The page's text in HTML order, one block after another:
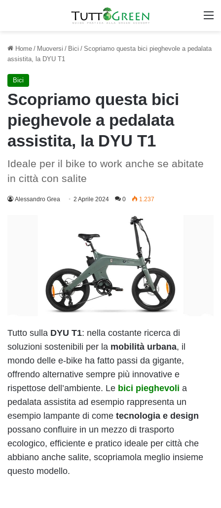
Home / Muoversi / Bici / Scopriamo questa bici pieghevole a pedalata
assistita, la DYU T1
Bici
Scopriamo questa bici
pieghevole a pedalata
assistita, la DYU T1
Ideale per il bike to work anche se abitate
in città con salite
Alessandro Grea 2 Aprile 2024 0 1.237
Tutto sulla DYU T1: nella costante ricerca di
soluzioni sostenibili per la mobilità urbana, il
mondo delle e-bike ha fatto passi da gigante,
offrendo alternative sempre più innovative e
rispettose dell’ambiente. Le bici pieghevoli a
pedalata assistita ad esempio rappresenta un
esempio lampante di come tecnologia e design
possano confluire in un mezzo di trasporto
ecologico, efficiente e pratico ideale per città che
abbiano anche salite, scopriamola meglio insieme
questo modello.